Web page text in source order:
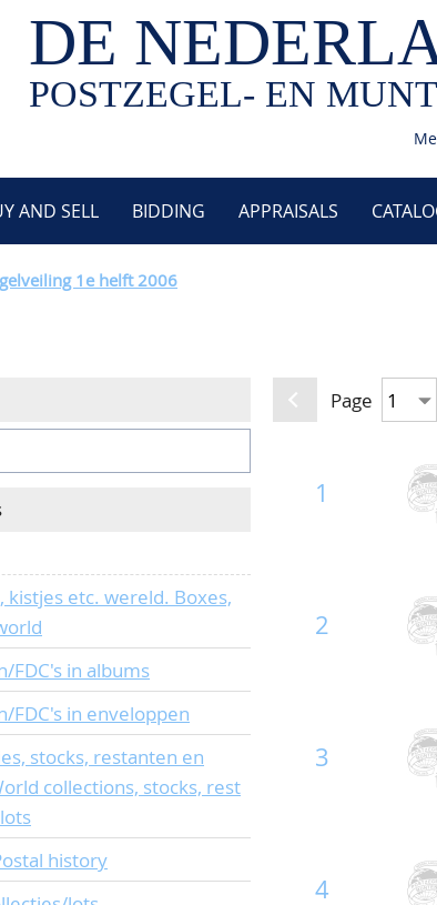
DE
POSTZEGEL- EN
AND SELL BIDDING APPRAISALS
1e helft 2006
kistjes etc. wereld. Boxes,
FDC's in albums
FDC's in enveloppen
stocks, restanten en
collections, stocks, rest
history
Page
1
2
3
4